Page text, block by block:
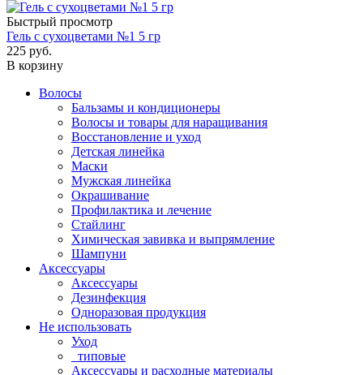
Быстрый просмотр
Гель с сухоцветами №1 5 гр
225 руб.
В корзину
Волосы
Бальзамы и кондиционеры
Волосы и товары для наращивания
Восстановление и уход
Детская линейка
Маски
Мужская линейка
Окрашивание
Профилактика и лечение
Стайлинг
Химическая завивка и выпрямление
Шампуни
Аксессуары
Аксессуары
Дезинфекция
Одноразовая продукция
Не использовать
Уход
_типовые
Аксессуары и расходные материалы